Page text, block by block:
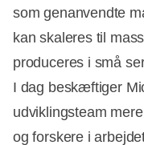
som genanvendte
kan skaleres til
produceres i små
I dag beskæftiger
udviklingsteam
og forskere i